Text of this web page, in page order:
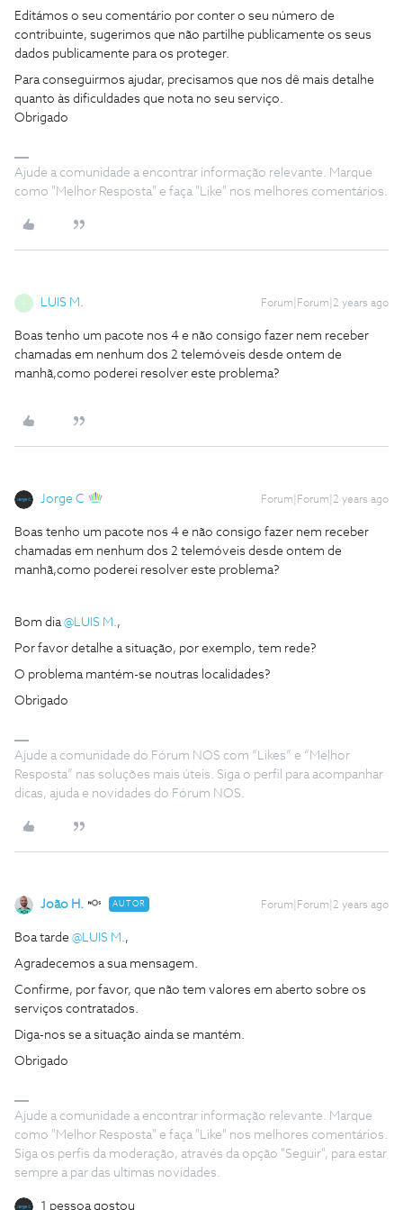
Editámos o seu comentário por conter o seu número de
contribuinte, sugerimos que não partilhe publicamente os seus
dados publicamente para os proteger.
Para conseguirmos ajudar, precisamos que nos dê mais detalhe
quanto às dificuldades que nota no seu serviço.
Obrigado
Ajude a comunidade a encontrar informação relevante. Marque
como "Melhor Resposta" e faça "Like" nos melhores comentários.
LUIS M. Forum|Forum|2 years ago
Boas tenho um pacote nos 4 e não consigo fazer nem receber
chamadas em nenhum dos 2 telemóveis desde ontem de
manhã,como poderei resolver este problema?
Jorge C Forum|Forum|2 years ago
Boas tenho um pacote nos 4 e não consigo fazer nem receber
chamadas em nenhum dos 2 telemóveis desde ontem de
manhã,como poderei resolver este problema?
Bom dia@LUIS M.,
Por favor detalhe a situação, por exemplo, tem rede?
O problema mantém-se noutras localidades?
Obrigado
Ajude a comunidade do Fórum NOS com “Likes” e “Melhor
Resposta” nas soluções mais úteis. Siga o perfil para acompanhar
dicas, ajuda e novidades do Fórum NOS.
João H. AUTOR Forum|Forum|2 years ago
Boa tarde @LUIS M.,
Agradecemos a sua mensagem.
Confirme, por favor, que não tem valores em aberto sobre os
serviços contratados.
Diga-nos se a situação ainda se mantém.
Obrigado
Ajude a comunidade a encontrar informação relevante. Marque
como "Melhor Resposta" e faça "Like" nos melhores comentários.
Siga os perfis da moderação, através da opção "Seguir", para estar
sempre a par das ultimas novidades.
1 pessoa gostou